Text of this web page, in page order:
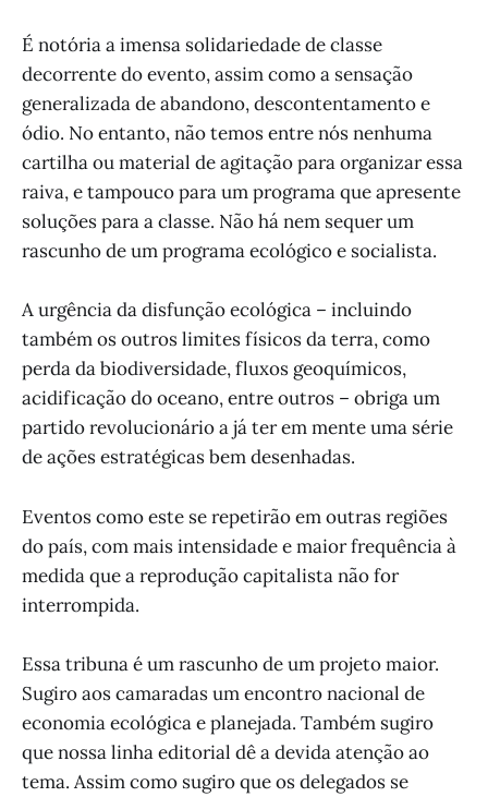
É notória a imensa solidariedade de classe
decorrente do evento, assim como a sensação
generalizada de abandono, descontentamento e
ódio. No entanto, não temos entre nós nenhuma
cartilha ou material de agitação para organizar essa
raiva, e tampouco para um programa que apresente
soluções para a classe. Não há nem sequer um
rascunho de um programa ecológico e socialista.
A urgência da disfunção ecológica – incluindo
também os outros limites físicos da terra, como
perda da biodiversidade, fluxos geoquímicos,
acidificação do oceano, entre outros – obriga um
partido revolucionário a já ter em mente uma série
de ações estratégicas bem desenhadas.
Eventos como este se repetirão em outras regiões
do país, com mais intensidade e maior frequência à
medida que a reprodução capitalista não for
interrompida.
Essa tribuna é um rascunho de um projeto maior.
Sugiro aos camaradas um encontro nacional de
economia ecológica e planejada. Também sugiro
que nossa linha editorial dê a devida atenção ao
tema. Assim como sugiro que os delegados se